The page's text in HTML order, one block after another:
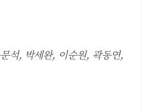
석, 박세완, 이순원, 곽동연,